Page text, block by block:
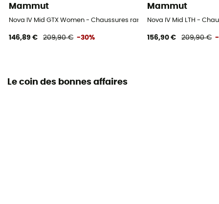
Mammut
Nova IV Mid GTX Women - Chaussures randonnée femme
146,89 € 209,90 € -30%
Mammut
Nova IV Mid LTH -
156,90 € 209,90 € -
Le coin des bonnes affaires